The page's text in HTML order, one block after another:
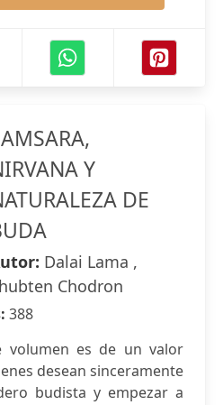
Y
DE
Dalai Lama ,
Chodron
388
volumen es de un valor
desean sinceramente
budista y empezar a